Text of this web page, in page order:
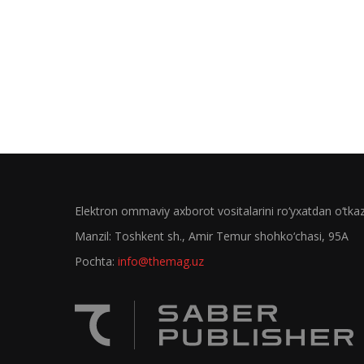
Elektron ommaviy axborot vositalarini ro‘yxatdan
Manzil: Toshkent sh., Amir Temur shohko‘chasi, 95A
Pochta: info@themag.uz